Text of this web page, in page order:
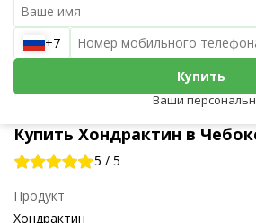
Купить Хондрактин в
5 / 5
Продукт
Хондрактин
+7
Купить
Ваши